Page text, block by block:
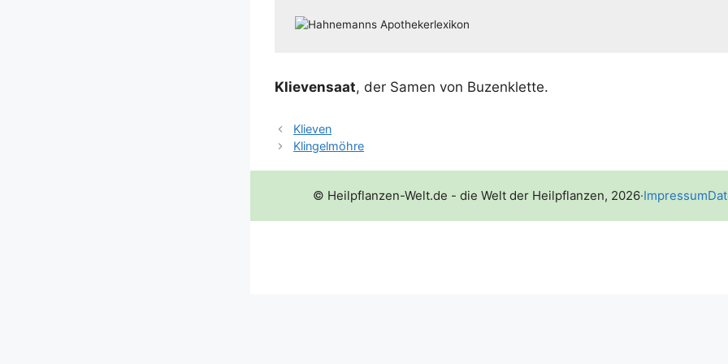
Klie­ven­saat, der Samen von Buzenklette.
Klieven
Klingelmöhre
© Heilpflanzen-Welt.de - die Welt der Heilpflanzen, 2026·Impressum